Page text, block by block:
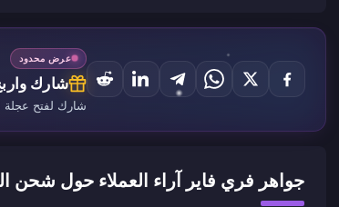
عرض محدود
شارك
شارك لفتح عجلة
جواهر فري فاير آراء العملاء حول شحن